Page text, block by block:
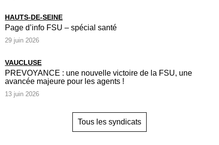
HAUTS-DE-SEINE
Page d’info FSU – spécial santé
29 juin 2026
VAUCLUSE
PREVOYANCE : une nouvelle victoire de la FSU, une
avancée majeure pour les agents !
13 juin 2026
Tous les syndicats